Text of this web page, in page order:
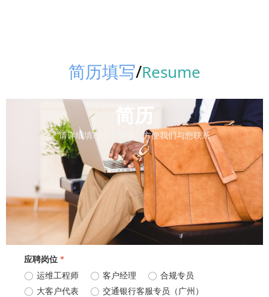
简历填写/Resume
简历
请详细填写以下表格，方便我们与您联系
应聘岗位 *
ꀐ 运维工程师 ꀐ 客户经理 ꀐ 合规专员
ꀐ 大客户代表 ꀐ 交通银行客服专员（广州）